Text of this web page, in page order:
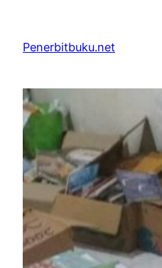
content
Penerbitbuku.net